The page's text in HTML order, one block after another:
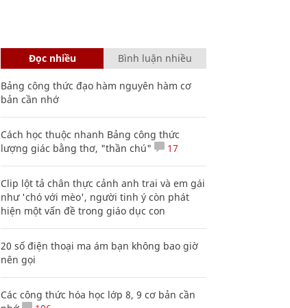
Đọc nhiều Bình luận nhiều
Bảng công thức đạo hàm nguyên hàm cơ
bản cần nhớ
Cách học thuộc nhanh Bảng công thức
lượng giác bằng thơ, "thần chú"
17
Clip lột tả chân thực cảnh anh trai và em gái
như 'chó với mèo', người tinh ý còn phát
hiện một vấn đề trong giáo dục con
20 số điện thoại ma ám bạn không bao giờ
nên gọi
Các công thức hóa học lớp 8, 9 cơ bản cần